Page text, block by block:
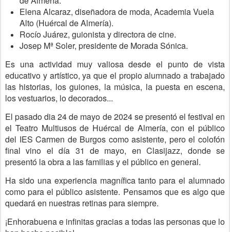
Elena Alcaraz, diseñadora de moda, Academia Vuela
Alto (Huércal de Almería).
Rocío Juárez, guionista y directora de cine.
Josep Mª Soler, presidente de Morada Sónica.
Es una actividad muy valiosa desde el punto de vista
educativo y artístico, ya que el propio alumnado a trabajado
las historias, los guiones, la música, la puesta en escena,
los vestuarios, lo decorados...
El pasado dia 24 de mayo de 2024 se presentó el festival en
el Teatro Multiusos de Huércal de Almería, con el público
del IES Carmen de Burgos como asistente, pero el colofón
final vino el día 31 de mayo, en Clasijazz, donde se
presentó la obra a las familias y el público en general.
Ha sido una experiencia magnífica tanto para el alumnado
como para el público asistente. Pensamos que es algo que
quedará en nuestras retinas para siempre.
¡Enhorabuena e infinitas gracias a todas las personas que lo